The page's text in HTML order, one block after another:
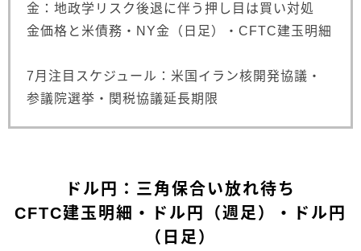
金：地政学リスク後退に伴う押し目は買い対処
金価格と米債務・NY金（日足）・CFTC建玉明細
7月注目スケジュール：米国イラン核開発協議・
参議院選挙・関税協議延長期限
ドル円：三角保合い放れ待ち
CFTC建玉明細・ドル円（週足）・ドル円
（日足）